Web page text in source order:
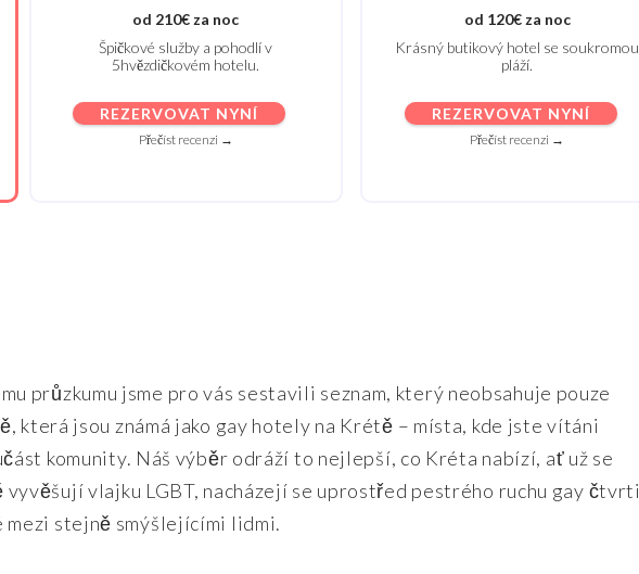
od 210€ za noc
Špičkové služby a pohodlí v
5hvězdičkovém hotelu.
REZERVOVAT NYNÍ
Přečíst recenzi →
od 120€ za noc
Krásný butikový hotel se soukromou
pláží.
REZERVOVAT NYNÍ
Přečíst recenzi →
průzkumu jsme pro vás sestavili seznam, který neobsahuje pouze
která jsou známá jako gay hotely na Krétě – místa, kde jste vítáni
komunity. Náš výběr odráží to nejlepší, co Kréta nabízí, ať už se
vlajku LGBT, nacházejí se uprostřed pestrého ruchu gay čtvrti
stejně smýšlejícími lidmi.